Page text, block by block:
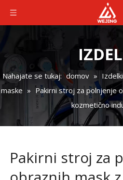
Nahajate se tukaj: domov » Izdelki
maske » Pakirni stroj za polnjenje
kozmetično
Pakirni stroj za